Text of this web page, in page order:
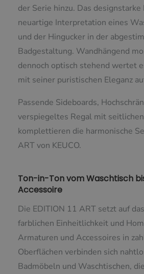
der Serie hinzu. Das
neuartige Interpretation eines
und der Hingucker in der
Badgestaltung. Wandhängend
dennoch optisch stehend wertet
mit seiner puristischen Eleganz
Passende Sideboards,
verspiegeltes Regal mit
komplettieren die harmonische
ART von KEUCO.
Ton-in-Ton vom Waschtisch
Accessoire
Die EDITION 11 ART setzt auf
farblichen Einheitlichkeit und
Armaturen und Accessoires in
Oberflächen verbinden sich
Badmöbeln und Waschtischen,